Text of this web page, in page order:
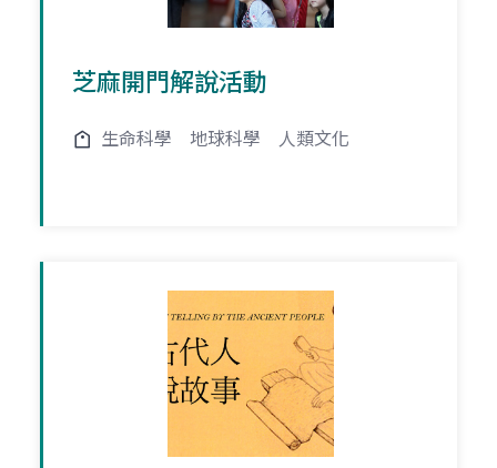
芝麻開門解說活動
生命科學 地球科學 人類文化